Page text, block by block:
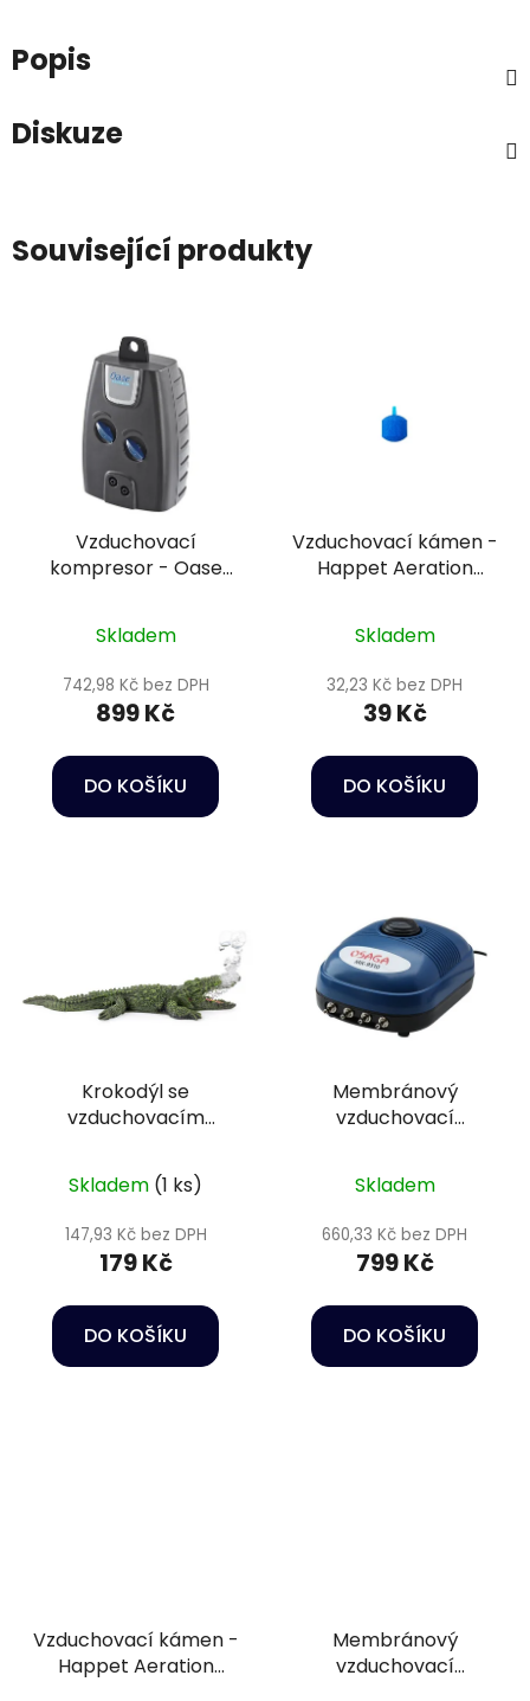
Popis
Diskuze
Související produkty
Vzduchovací
kompresor - Oase
Skladem
742,98 Kč bez DPH
899 Kč
DO KOŠÍKU
Vzduchovací kámen -
Happet Aeration
Skladem
32,23 Kč bez DPH
39 Kč
DO KOŠÍKU
Krokodýl se
vzduchovacím
do akvária
Skladem (1 ks)
147,93 Kč bez DPH
179 Kč
DO KOŠÍKU
Membránový
vzduchovací
Skladem
660,33 Kč bez DPH
799 Kč
DO KOŠÍKU
Vzduchovací kámen -
Happet Aeration
Membránový
vzduchovací